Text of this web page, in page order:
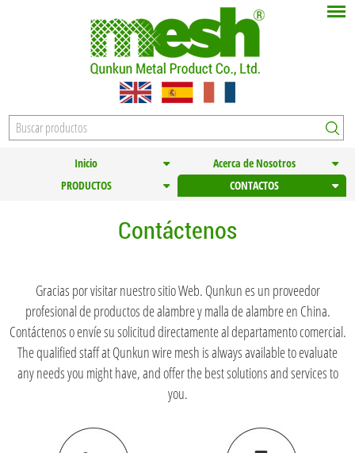
Inicio
Acerca de Nosotros
PRODUCTOS
CONTACTOS
Contáctenos
Gracias por visitar nuestro sitio Web. Qunkun es un proveedor
profesional de productos de alambre y malla de alambre en China.
Contáctenos o envíe su solicitud directamente al departamento comercial.
The qualified staff at Qunkun wire mesh is always available to evaluate
any needs you might have, and offer the best solutions and services to
you.